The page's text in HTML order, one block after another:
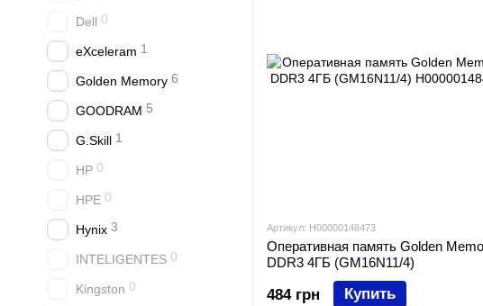
Артикул: H00000148473
Оперативная память Golden
DDR3 4ГБ (GM16N11/4)
484 грн Купить
Dell 0
eXceleram 1
Golden Memory 6
GOODRAM 5
G.Skill 1
HP 0
HPE 0
Hynix 3
INTELIGENTES 0
Kingston 0